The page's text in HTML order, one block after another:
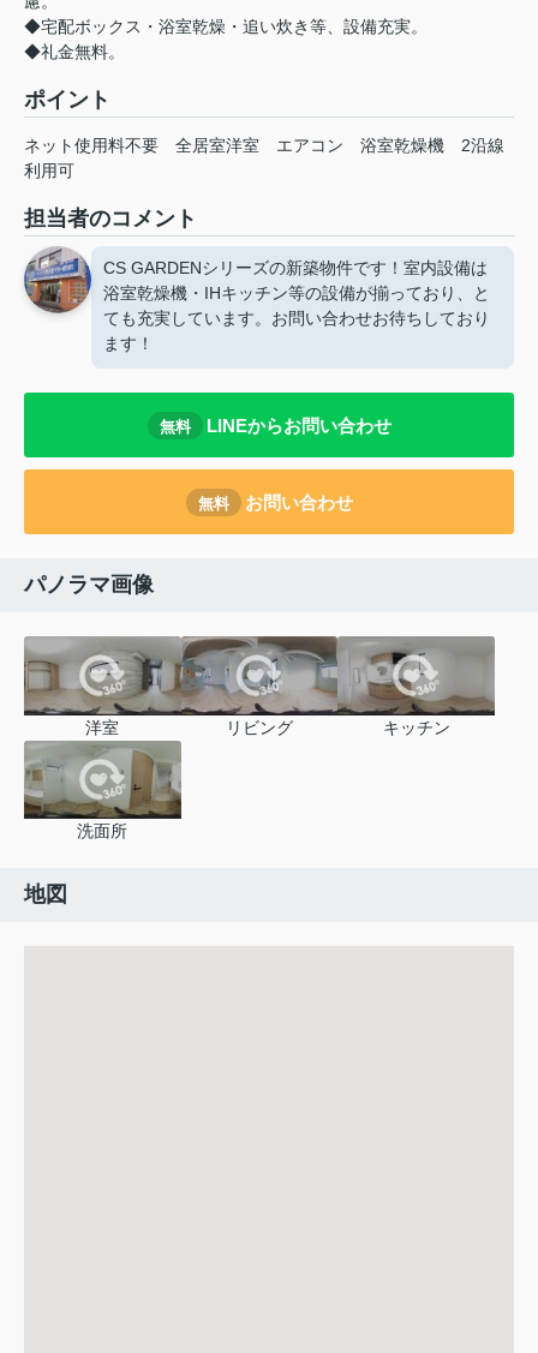
◆宅配ボックス・浴室乾燥・追い炊き等、設備充実。
◆礼金無料。
ポイント
ネット使用料不要 全居室洋室 エアコン 浴室乾燥機
2沿線
利用可
担当者のコメント
CS GARDENシリーズの新築物件です！室内設備は
浴室乾燥機・IHキッチン等の設備が揃っており、と
ても充実しています。お問い合わせお待ちしており
ます！
無料 LINEからお問い合わせ
無料 お問い合わせ
パノラマ画像
洋室 リビング キッチン
洗面所
地図